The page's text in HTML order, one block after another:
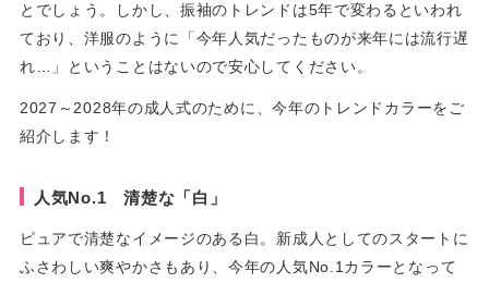
とでしょう。しかし、振袖のトレンドは5年で変わるといわれ
ており、洋服のように「今年人気だったものが来年には流行遅
れ…」ということはないので安心してください。
2027～2028年の成人式のために、今年のトレンドカラーをご
紹介します！
人気No.1 清楚な「白」
ピュアで清楚なイメージのある白。新成人としてのスタートに
ふさわしい爽やかさもあり、今年の人気No.1カラーとなって